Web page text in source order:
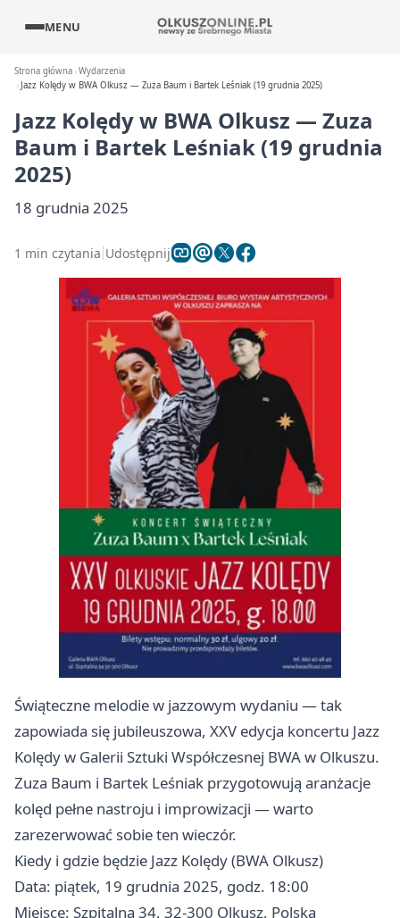
MENU
Strona główna Wydarzenia
Jazz Kolędy w BWA Olkusz — Zuza Baum i Bartek Leśniak (19 grudnia 2025)
Jazz Kolędy w BWA Olkusz — Zuza
Baum i Bartek Leśniak (19 grudnia
2025)
18 grudnia 2025
1 min czytania Udostępnij
Świąteczne melodie w jazzowym wydaniu — tak
zapowiada się jubileuszowa, XXV edycja koncertu Jazz
Kolędy w Galerii Sztuki Współczesnej BWA w Olkuszu.
Zuza Baum i Bartek Leśniak przygotowują aranżacje
kolęd pełne nastroju i improwizacji — warto
zarezerwować sobie ten wieczór.
Kiedy i gdzie będzie Jazz Kolędy (BWA Olkusz)
Data: piątek, 19 grudnia 2025, godz. 18:00
Miejsce: Szpitalna 34, 32-300 Olkusz, Polska